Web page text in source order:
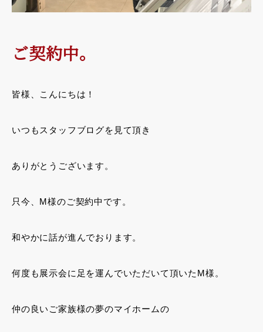
ご契約中。
皆様、こんにちは！
いつもスタッフブログを見て頂き
ありがとうございます。
只今、M様のご契約中です。
和やかに話が進んでおります。
何度も展示会に足を運んでいただいて頂いたM様。
仲の良いご家族様の夢のマイホームの